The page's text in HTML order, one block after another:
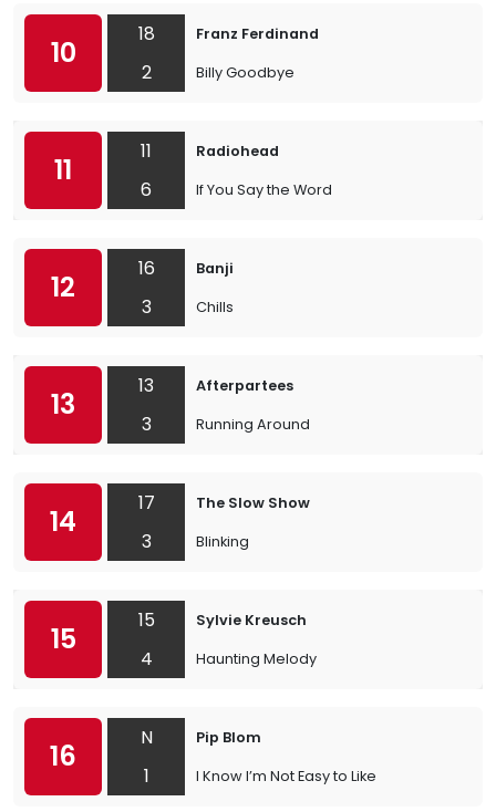
10
18
2
Franz Ferdinand
Billy Goodbye
11
11
6
Radiohead
If You Say the Word
12
16
3
Banji
Chills
13
13
3
Afterpartees
Running Around
14
17
3
The Slow Show
Blinking
15
15
4
Sylvie Kreusch
Haunting Melody
16
N
1
Pip Blom
I Know I’m Not Easy to Like